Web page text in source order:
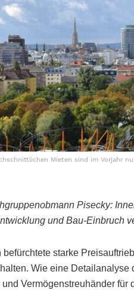
Mieten sind im Vorjahr
Pisecky:
und Bau-Einbruch
befürchtete starke
Wie eine
und Vermögenstreuhänder